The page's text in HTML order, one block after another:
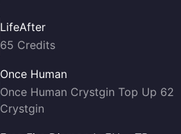
LifeAfter
65 Credits
Once Human
Once Human Crystgin Top Up 62
Crystgin